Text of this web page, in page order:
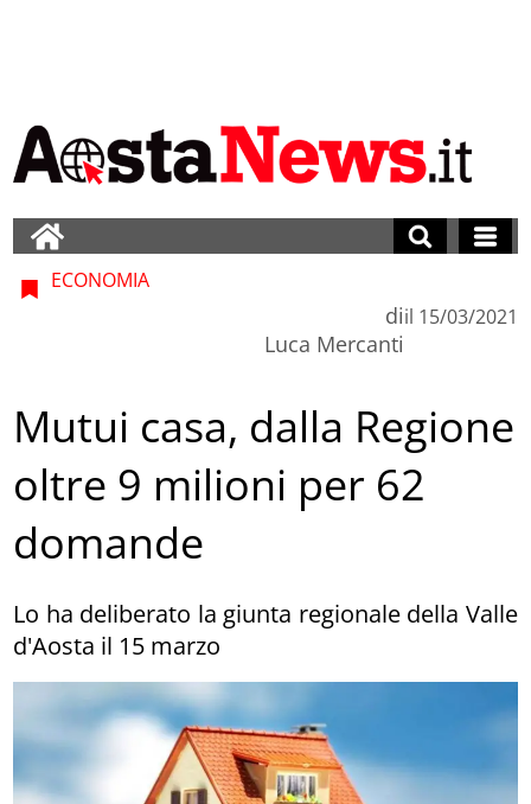
ECONOMIA
di
Luca Mercanti
il 15/03/2021
Mutui casa, dalla Regione
oltre 9 milioni per 62
domande
Lo ha deliberato la giunta regionale della Valle
d'Aosta il 15 marzo